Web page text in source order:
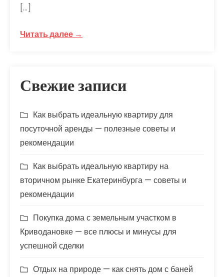
[…]
Читать далее →
Свежие записи
Как выбрать идеальную квартиру для
посуточной аренды — полезные советы и
рекомендации
Как выбрать идеальную квартиру на
вторичном рынке Екатеринбурга — советы и
рекомендации
Покупка дома с земельным участком в
Криводановке — все плюсы и минусы для
успешной сделки
Отдых на природе — как снять дом с баней